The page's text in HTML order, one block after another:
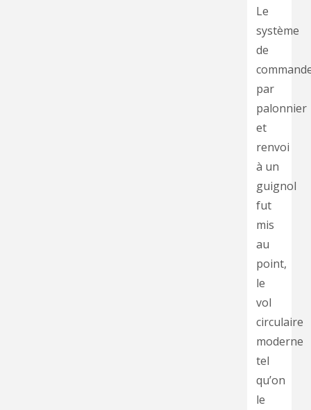
Le
système
de
par
palonnier
et
renvoi
à un
guignol
fut
mis
au
point,
le
vol
circulaire
moderne
tel
qu’on
le